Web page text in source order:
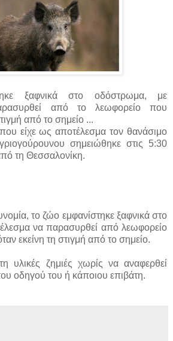
ξαφνικά στο οδόστρωμα, με
από το λεωφορείο που
από το σημείο ...
είχε ως αποτέλεσμα τον θανάσιμο
σημειώθηκε στις 5:30
τη Θεσσαλονίκη.
το ζώο εμφανίστηκε ξαφνικά στο
να παρασυρθεί από λεωφορείο
εκείνη τη στιγμή από το σημείο.
υλικές ζημιές χωρίς να αναφερθεί
οδηγού του ή κάποιου επιβάτη.